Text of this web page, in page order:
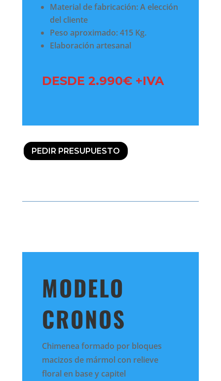
Material de fabricación: A elección
del cliente
Peso aproximado: 415 Kg.
Elaboración artesanal
DESDE 2.990€ +IVA
PEDIR PRESUPUESTO
MODELO
CRONOS
Chimenea formado por bloques
macizos de mármol con relieve
floral en base y capitel